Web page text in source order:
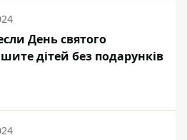
День святого
дітей без подарунків